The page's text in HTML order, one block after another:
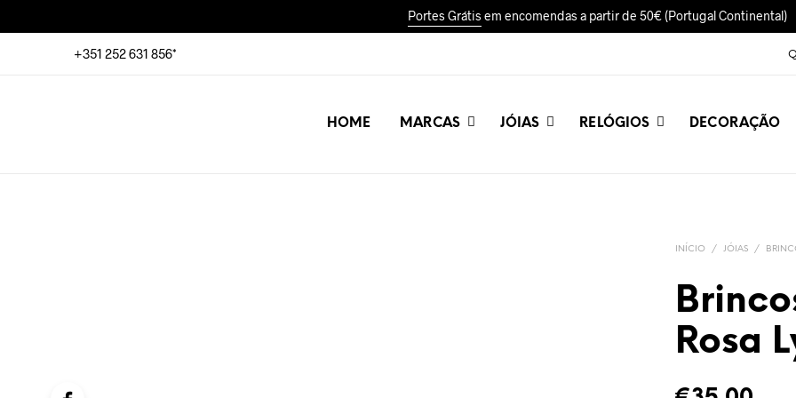
Portes Grátisem encomendas a partir de 50€ (Portugal Continental)
+351 252 631 856*
HOME MARCAS JÓIAS RELÓGIOS DECORAÇÃO
INÍCIO / JÓIAS /
Rosa